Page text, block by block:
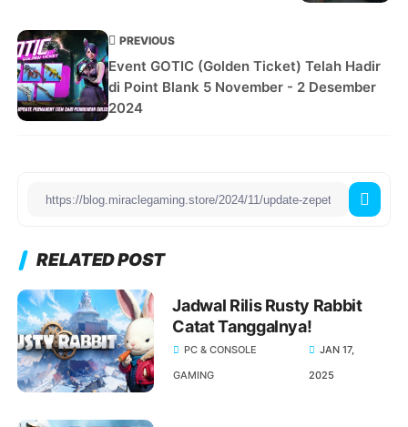
PREVIOUS
Event GOTIC (Golden Ticket) Telah Hadir
di Point Blank 5 November - 2 Desember
2024
RELATED POST
Jadwal Rilis Rusty Rabbit
Catat Tanggalnya!
PC & CONSOLE
GAMING
JAN 17,
2025